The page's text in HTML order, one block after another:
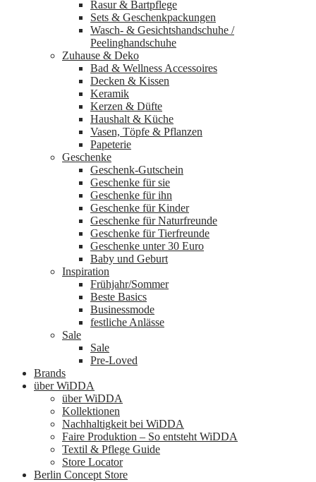
Rasur & Bartpflege
Sets & Geschenkpackungen
Wasch‑ & Gesichtshandschuhe /
Peelinghandschuhe
Zuhause & Deko
Bad & Wellness Accessoires
Decken & Kissen
Keramik
Kerzen & Düfte
Haushalt & Küche
Vasen, Töpfe & Pflanzen
Papeterie
Geschenke
Geschenk-Gutschein
Geschenke für sie
Geschenke für ihn
Geschenke für Kinder
Geschenke für Naturfreunde
Geschenke für Tierfreunde
Geschenke unter 30 Euro
Baby und Geburt
Inspiration
Frühjahr/Sommer
Beste Basics
Businessmode
festliche Anlässe
Sale
Sale
Pre-Loved
Brands
über WiDDA
über WiDDA
Kollektionen
Nachhaltigkeit bei WiDDA
Faire Produktion – So entsteht WiDDA
Textil & Pflege Guide
Store Locator
Berlin Concept Store